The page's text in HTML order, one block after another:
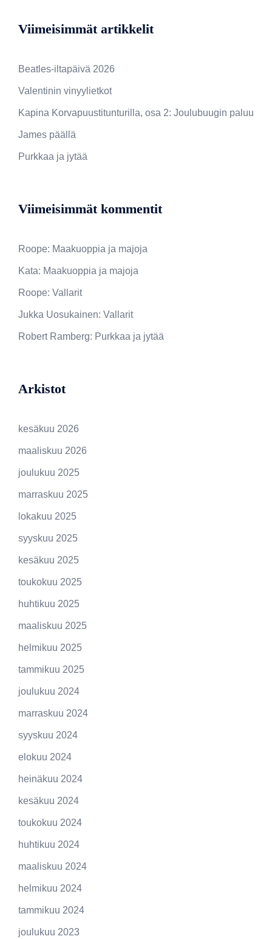
Viimeisimmät artikkelit
Beatles-iltapäivä 2026
Valentinin vinyylietkot
Kapina Korvapuustitunturilla, osa 2: Joulubuugin paluu
James päällä
Purkkaa ja jytää
Viimeisimmät kommentit
Roope: Maakuoppia ja majoja
Kata: Maakuoppia ja majoja
Roope: Vallarit
Jukka Uosukainen: Vallarit
Robert Ramberg: Purkkaa ja jytää
Arkistot
kesäkuu 2026
maaliskuu 2026
joulukuu 2025
marraskuu 2025
lokakuu 2025
syyskuu 2025
kesäkuu 2025
toukokuu 2025
huhtikuu 2025
maaliskuu 2025
helmikuu 2025
tammikuu 2025
joulukuu 2024
marraskuu 2024
syyskuu 2024
elokuu 2024
heinäkuu 2024
kesäkuu 2024
toukokuu 2024
huhtikuu 2024
maaliskuu 2024
helmikuu 2024
tammikuu 2024
joulukuu 2023